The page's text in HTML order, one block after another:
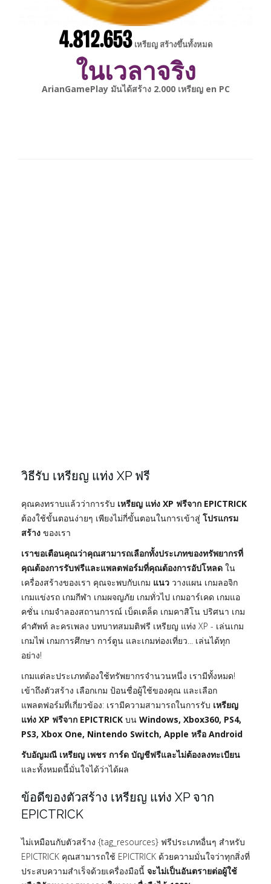
4.812.653 เหรียญ สร้างขึ้นทั้งหมด
ในเวลาจริง
gonsabellaมันได้สร้าง6.000เหรียญ enAndroid
วิธีรับ เหรียญ แท่ง XP ฟรี
คุณคงทราบแล้วว่าการรับ เหรียญ แท่ง XP ฟรีจาก EPICTRICK
ต้องใช้ขั้นตอนง่ายๆ เพียงไม่กี่ขั้นตอนในการเข้าสู่ โปรแกรม
สร้าง ของเรา
เราขอเตือนคุณว่าคุณสามารถเลือกทั้งประเภทของทรัพยากรที่
คุณต้องการรับฟรีและแพลตฟอร์มที่คุณต้องการอัปโหลด ใน
เครื่องสร้างของเรา คุณจะพบกับเกม แนว วางแผน เกมลอจิก
เกมแข่งรถ เกมกีฬา เกมผจญภัย เกมทั่วไป เกมอาร์เคด เกมแอ
คชั่น เกมจำลองสถานการณ์ เบ็ดเตล็ด เกมคาสิโน ปริศนา เกม
คำศัพท์ ละครเพลง บทบาทสมมติฟรี เหรียญ แท่ง XP - เล่นเกม
เกมไพ่ เกมการศึกษา การ์ตูน และเกมท่องเที่ยว... เล่นได้ทุก
อย่าง!
เกมแต่ละประเภทต้องใช้ทรัพยากรจำนวนหนึ่ง เรามีทั้งหมด!
เข้าถึงตัวสร้าง เลือกเกม ป้อนชื่อผู้ใช้ของคุณ และเลือก
แพลตฟอร์มที่เกี่ยวข้อง: เรามีความสามารถในการรับ เหรียญ
แท่ง XP ฟรีจาก EPICTRICK บน Windows, Xbox360, PS4,
PS3, Xbox One, Nintendo Switch, Apple หรือ Android
รับอัญมณี เหรียญ เพชร การ์ด บัญชีฟรีและไม่ต้องลงทะเบียน
และทั้งหมดนี้มั่นใจได้ว่าได้ผล
ข้อดีของตัวสร้าง เหรียญ แท่ง XP จาก
EPICTRICK
ไม่เหมือนกับตัวสร้าง {tag_resources} ฟรีประเภทอื่นๆ สำหรับ
EPICTRICK คุณสามารถใช้ EPICTRICK ด้วยความมั่นใจว่าทุกสิ่งที่
ประสบความสำเร็จด้วยเครื่องมือนี้ จะไม่เป็นอันตรายต่อผู้ใช้